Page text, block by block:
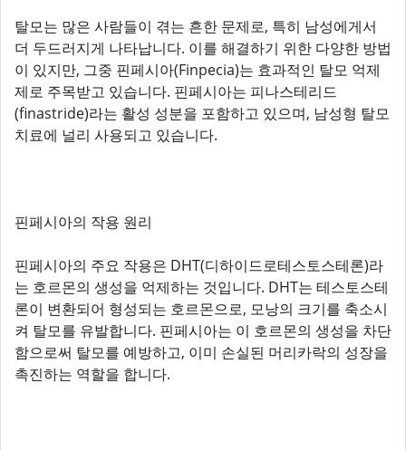
탈모는 많은 사람들이 겪는 흔한 문제로, 특히 남성에게서
더 두드러지게 나타납니다. 이를 해결하기 위한 다양한 방법
이 있지만, 그중 핀페시아(Finpecia)는 효과적인 탈모 억제
제로 주목받고 있습니다. 핀페시아는 피나스테리드
(finastride)라는 활성 성분을 포함하고 있으며, 남성형 탈모
치료에 널리 사용되고 있습니다.
핀페시아의 작용 원리
핀페시아의 주요 작용은 DHT(디하이드로테스토스테론)라
는 호르몬의 생성을 억제하는 것입니다. DHT는 테스토스테
론이 변환되어 형성되는 호르몬으로, 모낭의 크기를 축소시
켜 탈모를 유발합니다. 핀페시아는 이 호르몬의 생성을 차단
함으로써 탈모를 예방하고, 이미 손실된 머리카락의 성장을
촉진하는 역할을 합니다.